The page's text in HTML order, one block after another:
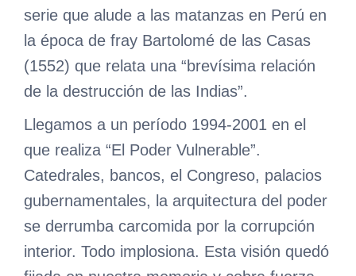
serie que alude a las matanzas en Perú en
la época de fray Bartolomé de las Casas
(1552) que relata una “brevísima relación
de la destrucción de las Indias”.
Llegamos a un período 1994-2001 en el
que realiza “El Poder Vulnerable”.
Catedrales, bancos, el Congreso, palacios
gubernamentales, la arquitectura del poder
se derrumba carcomida por la corrupción
interior. Todo implosiona. Esta visión quedó